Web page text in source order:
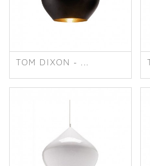
TOM DIXON - ...